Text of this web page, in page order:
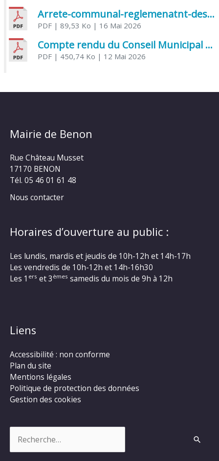
Arrete-communal-reglemenatnt-des-bruits-de-voisinage-et-des-activites-bruyantes
PDF| 89,53 Ko | 16 Mai 2026
Compte rendu du Conseil Municipal du 06 mai 2026
PDF| 450,74 Ko | 12 Mai 2026
Mairie de Benon
Rue Château Musset
17170 BENON
Tél. 05 46 01 61 48
Nous contacter
Horaires d’ouverture au public :
Les lundis, mardis et jeudis de 10h-12h et 14h-17h
Les vendredis de 10h-12h et 14h-16h30
Les 1 ers et 3 èmes samedis du mois de 9h à 12h
Liens
Accessibilité : non conforme
Plan du site
Mentions légales
Politique de protection des données
Gestion des cookies